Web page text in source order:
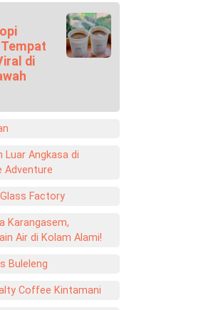
di
Luar Angkasa di
Adventure
Factory
Karangasem,
Air di Kolam Alami!
Buleleng
Coffee Kintamani